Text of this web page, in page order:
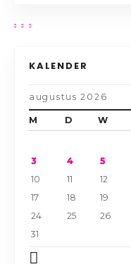
KALENDER
augustus 2026
M D W
3
4 5
10
11 12
17
18 19
24
25 26
31